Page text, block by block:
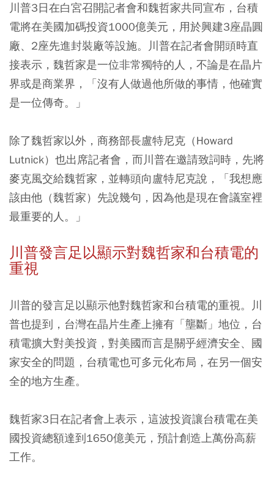
川普3日在白宮召開記者會和魏哲家共同宣布，台積
電將在美國加碼投資1000億美元，用於興建3座晶圓
廠、2座先進封裝廠等設施。川普在記者會開頭時直
接表示，魏哲家是一位非常獨特的人，不論是在晶片
界或是商業界，「沒有人做過他所做的事情，他確實
是一位傳奇。」
除了魏哲家以外，商務部長盧特尼克（Howard
Lutnick）也出席記者會，而川普在邀請致詞時，先將
麥克風交給魏哲家，並轉頭向盧特尼克說，「我想應
該由他（魏哲家）先說幾句，因為他是現在會議室裡
最重要的人。」
川普發言足以顯示對魏哲家和台積電的
重視
川普的發言足以顯示他對魏哲家和台積電的重視。川
普也提到，台灣在晶片生產上擁有「壟斷」地位，台
積電擴大對美投資，對美國而言是關乎經濟安全、國
家安全的問題，台積電也可多元化布局，在另一個安
全的地方生產。
魏哲家3日在記者會上表示，這波投資讓台積電在美
國投資總額達到1650億美元，預計創造上萬份高薪
工作。